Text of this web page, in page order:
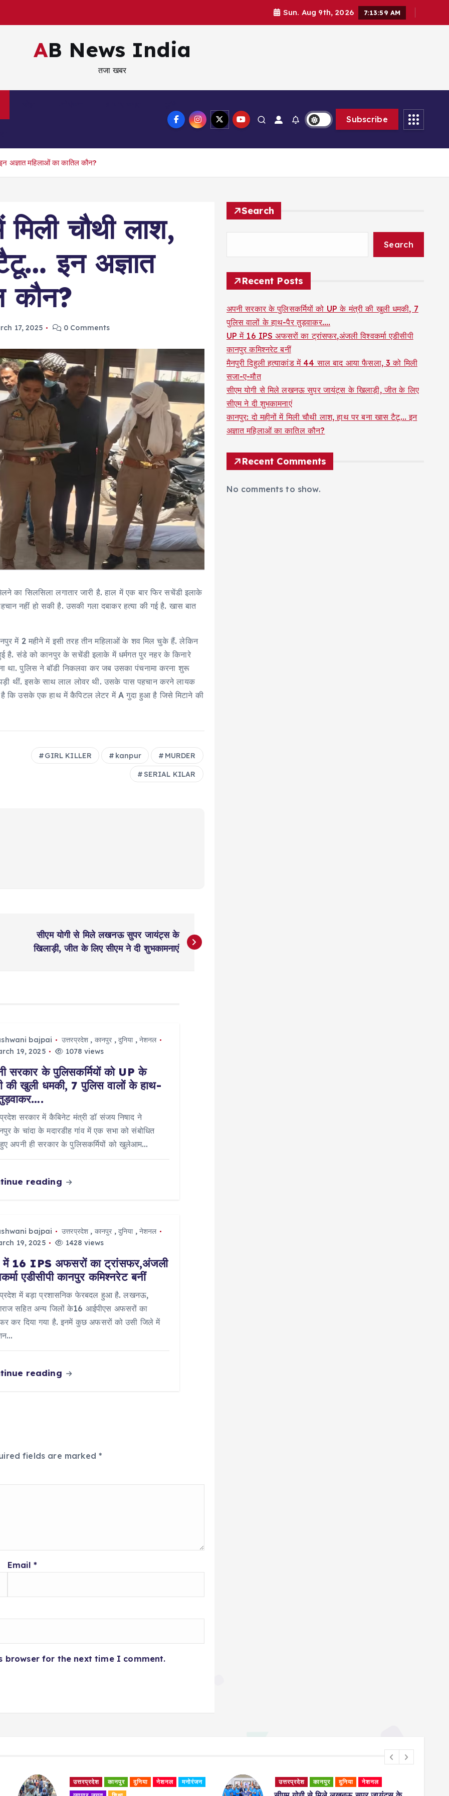
Sun. Aug 9th, 2026 7:14:00 AM
AB News India
तजा खबर
Subscribe
अज्ञात महिलाओं का कातिल कौन?
मिली चौथी लाश,
इन अज्ञात
कौन?
17, 2025 0 Comments
का सिलसिला लगातार जारी है. हाल में एक बार फिर सचेंडी इलाके
नहीं हो सकी है. उसकी गला दबाकर हत्या की गई है. खास बात
में 2 महीने में इसी तरह तीन महिलाओं के शव मिल चुके हैं. लेकिन
है. संडे को कानपुर के सचेंडी इलाके में धर्मगत पुर नहर के किनारे
था. पुलिस ने बॉडी निकलवा कर जब उसका पंचनामा करना शुरू
पड़ी थीं. इसके साथ लाल लोवर थी. उसके पास पहचान करने लायक
है कि उसके एक हाथ में कैपिटल लेटर में A गुदा हुआ है जिसे मिटाने की
GIRL KILLER kanpur MURDER
SERIAL KILAR
सीएम योगी से मिले लखनऊ सुपर जायंट्स के
खिलाड़ी, जीत के लिए सीएम ने दी शुभकामनाएं
bajpai उत्तरप्रदेश , कानपुर , दुनिया, नेशनल
19, 2025
1078 views
सरकार के पुलिसकर्मियों को UP के
की खुली धमकी, 7 पुलिस वालों के हाथ-
सरकार में कैबिनेट मंत्री डॉ संजय निषाद ने
के चांदा के मदारडीह गांव में एक सभा को संबोधित
अपनी ही सरकार के पुलिसकर्मियों को खुलेआम…
reading
bajpai उत्तरप्रदेश , कानपुर , दुनिया, नेशनल
19, 2025
1428 views
में 16 IPS अफसरों का ट्रांसफर,अंजली
एडीसीपी कानपुर कमिश्नरेट बनीं
प्रदेश में बड़ा प्रशासनिक फेरबदल हुआ है. लखनऊ,
सहित अन्य जिलों के16 आईपीएस अफसरों का
कर दिया गया है. इनमें कुछ अफसरों को उसी जिले में
reading
fields are marked*
Email *
browser for the next time I comment.
Search
Search
Recent Posts
अपनी सरकार के पुलिसकर्मियों को UP के मंत्री की खुली धमकी, 7
पुलिस वालों के हाथ-पैर तुड़वाकर….
UP में 16 IPS अफसरों का ट्रांसफर,अंजली विश्वकर्मा एडीसीपी
कानपुर कमिश्नरेट बनीं
मैनपुरी दिहुली हत्याकांड में 44 साल बाद आया फैसला, 3 को मिली
सजा-ए-मौत
सीएम योगी से मिले लखनऊ सुपर जायंट्स के खिलाड़ी, जीत के लिए
सीएम ने दी शुभकामनाएं
कानपुर: दो महीनों में मिली चौथी लाश, हाथ पर बना खास टैटू… इन
अज्ञात महिलाओं का कातिल कौन?
Recent Comments
No comments to show.
नेशनल
मनोरंजन
उत्तरप्रदेश कानपुर दुनिया नेशनल उत्तरप्रदेश कानपुर